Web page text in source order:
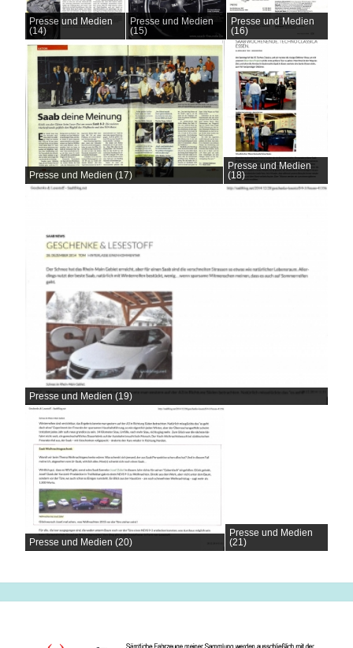
Presse und Medien
(14)
Presse und Medien
(15)
Presse und Medien
(16)
Presse und Medien (17)
Presse und Medien
(18)
Presse und Medien (19)
Presse und Medien (20)
Presse und Medien
(21)